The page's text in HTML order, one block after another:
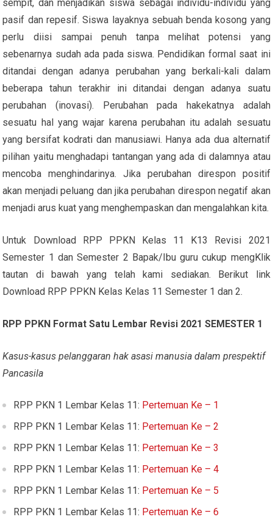
sempit, dan menjadikan siswa sebagai individu-individu yang
pasif dan repesif. Siswa layaknya sebuah benda kosong yang
perlu diisi sampai penuh tanpa melihat potensi yang
sebenarnya sudah ada pada siswa. Pendidikan formal saat ini
ditandai dengan adanya perubahan yang berkali-kali dalam
beberapa tahun terakhir ini ditandai dengan adanya suatu
perubahan (inovasi). Perubahan pada hakekatnya adalah
sesuatu hal yang wajar karena perubahan itu adalah sesuatu
yang bersifat kodrati dan manusiawi. Hanya ada dua alternatif
pilihan yaitu menghadapi tantangan yang ada di dalamnya atau
mencoba menghindarinya. Jika perubahan direspon positif
akan menjadi peluang dan jika perubahan direspon negatif akan
menjadi arus kuat yang menghempaskan dan mengalahkan kita.
Untuk Download RPP PPKN Kelas 11 K13 Revisi 2021
Semester 1 dan Semester 2 Bapak/Ibu guru cukup mengKlik
tautan di bawah yang telah kami sediakan. Berikut link
Download RPP PPKN Kelas Kelas 11 Semester 1 dan 2.
RPP PPKN Format Satu Lembar Revisi 2021SEMESTER 1
Kasus-kasus pelanggaran hak asasi manusia dalam prespektif
Pancasila
RPP PKN 1 Lembar Kelas 11: Pertemuan Ke – 1
RPP PKN 1 Lembar Kelas 11: Pertemuan Ke – 2
RPP PKN 1 Lembar Kelas 11: Pertemuan Ke – 3
RPP PKN 1 Lembar Kelas 11: Pertemuan Ke – 4
RPP PKN 1 Lembar Kelas 11: Pertemuan Ke – 5
RPP PKN 1 Lembar Kelas 11: Pertemuan Ke – 6